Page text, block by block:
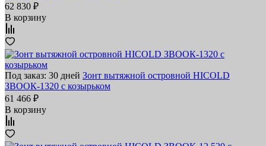
62 830 ₽
В корзину
Под заказ: 30 дней Зонт вытяжной островной HICOLD
ЗВООК-1320 с козырьком
61 466 ₽
В корзину